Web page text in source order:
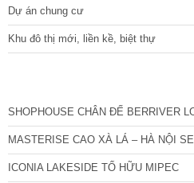
Dự án chung cư
Khu đô thị mới, liền kề, biệt thự
SHOPHOUSE CHÂN ĐẾ BERRIVER
MASTERISE CAO XÀ LÁ – HÀ NỘI
ICONIA LAKESIDE TỐ HỮU MIPEC